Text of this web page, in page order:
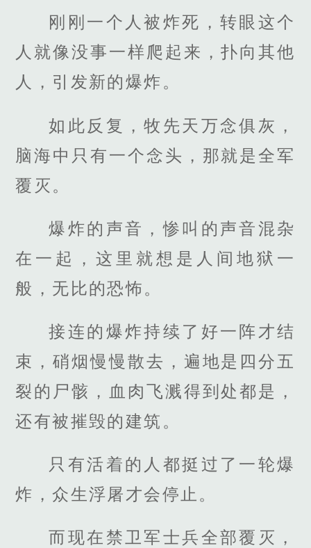
刚刚一个人被炸死，转眼这个
人就像没事一样爬起来，扑向其他
人，引发新的爆炸。
如此反复，牧先天万念俱灰，
脑海中只有一个念头，那就是全军
覆灭。
爆炸的声音，惨叫的声音混杂
在一起，这里就想是人间地狱一
般，无比的恐怖。
接连的爆炸持续了好一阵才结
束，硝烟慢慢散去，遍地是四分五
裂的尸骸，血肉飞溅得到处都是，
还有被摧毁的建筑。
只有活着的人都挺过了一轮爆
炸，众生浮屠才会停止。
而现在禁卫军士兵全部覆灭，